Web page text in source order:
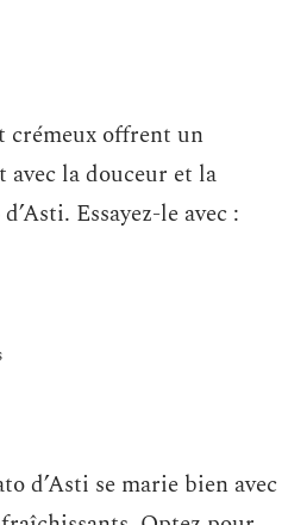
crémeux offrent un
avec la douceur et la
Essayez-le avec :
d’Asti se marie bien avec